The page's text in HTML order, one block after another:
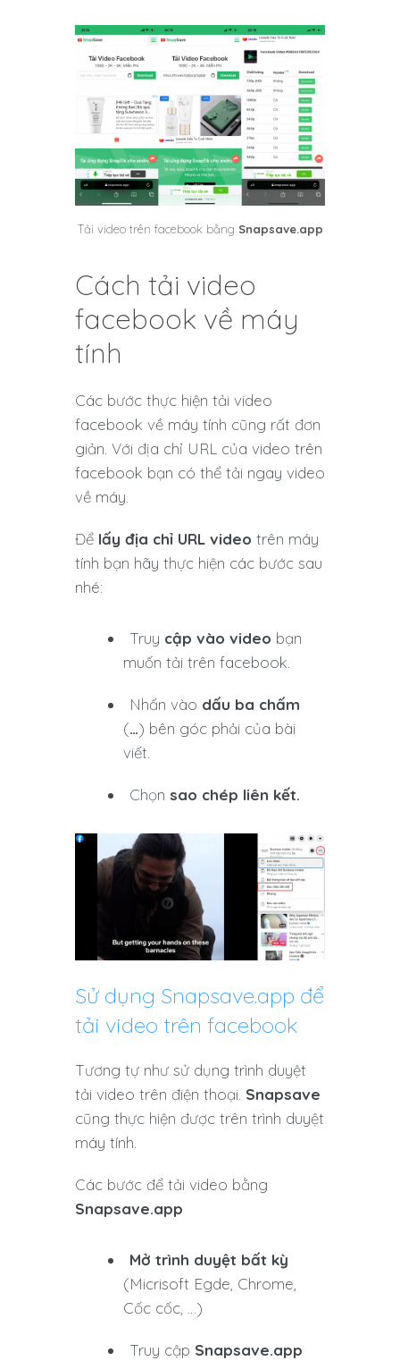
Tải video trên facebook bằng Snapsave.app
Cách tải video
facebook về máy
tính
Các bước thực hiện tải video
facebook về máy tính cũng rất đơn
giản. Với địa chỉ URL của video trên
facebook bạn có thể tải ngay video
về máy.
Để lấy địa chỉ URL video trên máy
tính bạn hãy thực hiện các bước sau
nhé:
Truy cập vào video bạn
muốn tải trên facebook.
Nhấn vào dấu ba chấm
(…) bên góc phải của bài
viết.
Chọnsao chép liên kết.
Sử dụng Snapsave.app để
tải video trên facebook
Tương tự như sử dụng trình duyệt
tải video trên điện thoại. Snapsave
cũng thực hiện được trên trình duyệt
máy tính.
Các bước để tải video bằng
Snapsave.app
Mở trình duyệt bất kỳ
(Micrisoft Egde, Chrome,
Cốc cốc, …)
Truy cập Snapsave.app